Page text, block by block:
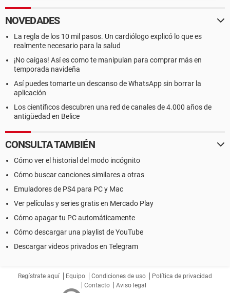
NOVEDADES
La regla de los 10 mil pasos. Un cardiólogo explicó lo que es
realmente necesario para la salud
¡No caigas! Así es como te manipulan para comprar más en
temporada navideña
Así puedes tomarte un descanso de WhatsApp sin borrar la
aplicación
Los científicos descubren una red de canales de 4.000 años de
antigüedad en Belice
CONSULTA TAMBIÉN
Cómo ver el historial del modo incógnito
Cómo buscar canciones similares a otras
Emuladores de PS4 para PC y Mac
Ver películas y series gratis en Mercado Play
Cómo apagar tu PC automáticamente
Cómo descargar una playlist de YouTube
Descargar videos privados en Telegram
Regístrate aquí Equipo Condiciones de uso
Política de privacidad
Contacto
Aviso legal